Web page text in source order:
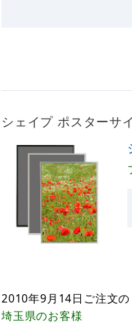
シェイプ ポスターサ
2010年9月14日 ご注文の
埼玉県のお客様